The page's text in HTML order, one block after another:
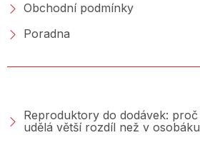
Obchodní podmínky
Poradna
Reproduktory do dodávek:
udělá větší rozdíl než v